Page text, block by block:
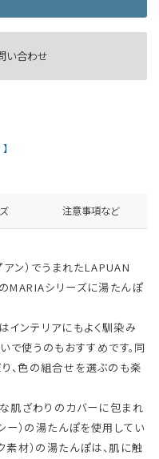
い合わせ
注意事項など
ン）でうまれたLAPUAN
MARIAシリーズに湯たんぽ
インテリアにもよく馴染み
で使うのもおすすめです。同
、色の組合せを選ぶのも楽
肌ざわりのカバーに包まれ
）の湯たんぽを使用してい
素材）の湯たんぽは、肌に触